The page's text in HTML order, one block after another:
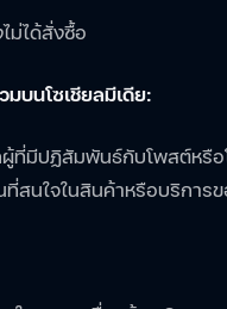
ม่ได้สั่งซื้อ
บนโซเชียลมีเดีย:
ที่มีปฏิสัมพันธ์กับโพสต์หรื
สนใจในสินค้าหรือบริกา